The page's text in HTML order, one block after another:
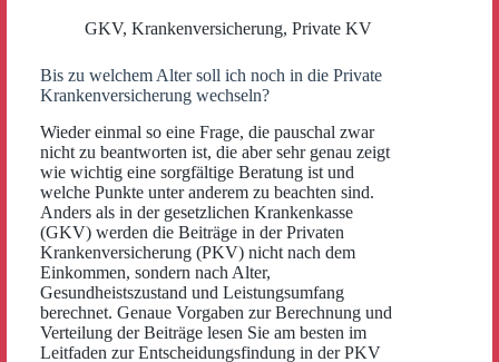
GKV, Krankenversicherung, Private KV
Bis zu welchem Alter soll ich noch in die Private
Krankenversicherung wechseln?
Wieder einmal so eine Frage, die pauschal zwar
nicht zu beantworten ist, die aber sehr genau zeigt
wie wichtig eine sorgfältige Beratung ist und
welche Punkte unter anderem zu beachten sind.
Anders als in der gesetzlichen Krankenkasse
(GKV) werden die Beiträge in der Privaten
Krankenversicherung (PKV) nicht nach dem
Einkommen, sondern nach Alter,
Gesundheistszustand und Leistungsumfang
berechnet. Genaue Vorgaben zur Berechnung und
Verteilung der Beiträge lesen Sie am besten im
Leitfaden zur Entscheidungsfindung in der PKV